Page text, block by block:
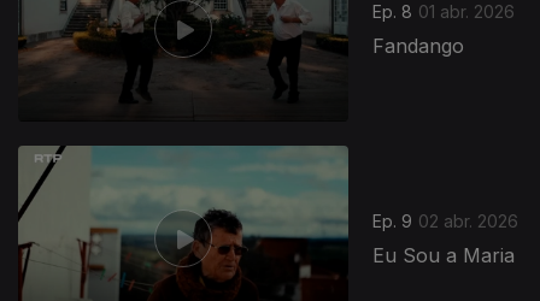
Ep. 8 01 abr. 2026
Fandango
Ep. 9 02 abr. 2026
Eu Sou a Maria